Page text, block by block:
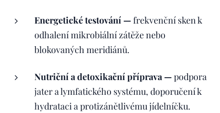
Energetické testování —frekvenční sken k
odhalení mikrobiální zátěže nebo
blokovaných meridiánů.
Nutriční a detoxikační příprava —podpora
jater a lymfatického systému, doporučení k
hydrataci a protizánětlivému jídelníčku.